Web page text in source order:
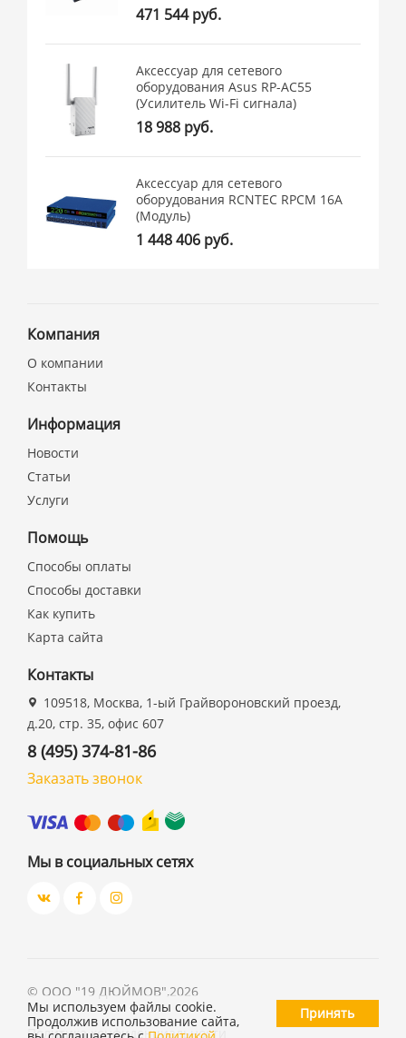
471 544 руб.
Аксессуар для сетевого
оборудования Asus RP-AC55
(Усилитель Wi-Fi сигнала)
18 988 руб.
Аксессуар для сетевого
оборудования RCNTEC RPCM 16A
(Модуль)
1 448 406 руб.
Компания
О компании
Контакты
Информация
Новости
Статьи
Услуги
Помощь
Способы оплаты
Способы доставки
Как купить
Карта сайта
Контакты
109518, Москва, 1-ый Грайвороновский проезд,
д.20, стр. 35, офис 607
8 (495) 374-81-86
Заказать звонок
Мы в социальных сетях
© ООО "19 ДЮЙМОВ",2026
Политика конфиденциальности
Мы используем файлы cookie.
Продолжив использование сайта,
Принять